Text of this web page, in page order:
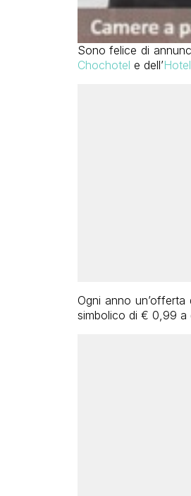
Sono felice di
Chochotel e dell’
Ogni anno
simbolico di € 0,99 a